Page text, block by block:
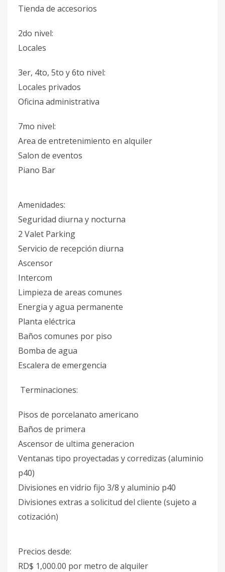
Tienda de accesorios
2do nivel:
Locales
3er, 4to, 5to y 6to nivel:
Locales privados
Oficina administrativa
7mo nivel:
Area de entretenimiento en alquiler
Salon de eventos
Piano Bar
Amenidades:
Seguridad diurna y nocturna
2 Valet Parking
Servicio de recepción diurna
Ascensor
Intercom
Limpieza de areas comunes
Energia y agua permanente
Planta eléctrica
Baños comunes por piso
Bomba de agua
Escalera de emergencia
Terminaciones:
Pisos de porcelanato americano
Baños de primera
Ascensor de ultima generacion
Ventanas tipo proyectadas y corredizas (aluminio
p40)
Divisiones en vidrio fijo 3/8 y aluminio p40
Divisiones extras a solicitud del cliente (sujeto a
cotización)
Precios desde:
RD$ 1,000.00 por metro de alquiler